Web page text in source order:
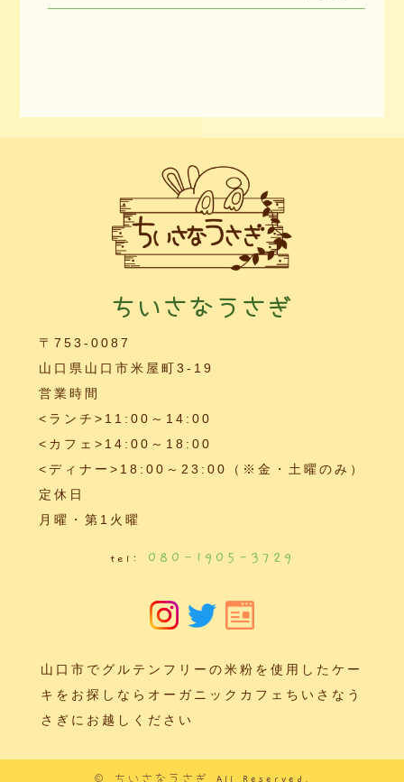
ちいさなうさぎ
〒753-0087
山口県山口市米屋町3-19
営業時間
<ランチ>11:00～14:00
<カフェ>14:00～18:00
<ディナー>18:00～23:00（※金・土曜のみ）
定休日
月曜・第1火曜
tel: 080-1905-3729
山口市でグルテンフリーの米粉を使用したケー
キをお探しならオーガニックカフェちいさなう
さぎにお越しください
© ちいさなうさぎ All Reserved.